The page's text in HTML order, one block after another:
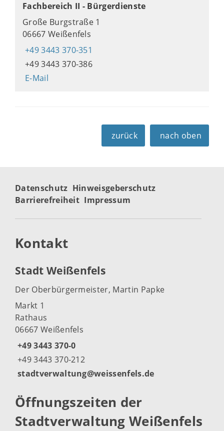
Fachbereich II - Bürgerdienste
Große Burgstraße 1
06667 Weißenfels
+49 3443 370-351
+49 3443 370-386
E-Mail
zurück nach oben
Datenschutz Hinweisgeberschutz
Barrierefreiheit Impressum
Kontakt
Stadt Weißenfels
Der Oberbürgermeister, Martin Papke
Markt 1
Rathaus
06667 Weißenfels
+49 3443 370-0
+49 3443 370-212
stadtverwaltung@weissenfels.de
Öffnungszeiten der
Stadtverwaltung Weißenfels